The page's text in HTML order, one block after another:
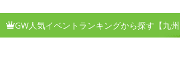
GW人気イベントランキングから探す【九州